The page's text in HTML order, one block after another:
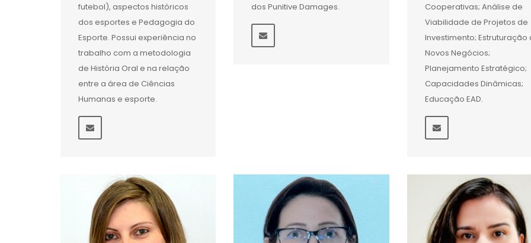
futebol), aspectos históricos
dos esportes e Pedagogia do
Esporte. Possui experiência no
trabalho com a metodologia
de História Oral e na relação
entre a área de Ciências
Humanas e esporte.
dos Punitive Damages.
Cooperativas; Análise de
Viabilidade de Projetos de
Investimento; Estruturação
Novos Negócios;
Planejamento Estratégico;
Capacidades Dinâmicas;
Educação EAD.